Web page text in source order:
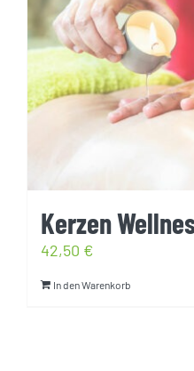
Kerzen
42,50 €
In den Warenkorb